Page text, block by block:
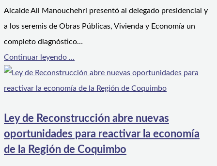
Alcalde Ali Manouchehri presentó al delegado presidencial y
a los seremis de Obras Públicas, Vivienda y Economía un
completo diagnóstico…
Continuar leyendo ...
Ley de Reconstrucción abre nuevas
oportunidades para reactivar la economía
de la Región de Coquimbo